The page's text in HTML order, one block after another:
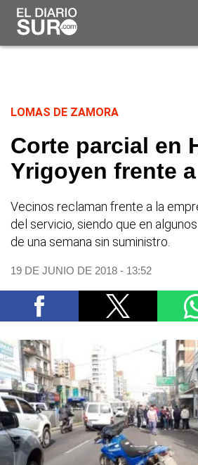
LOMAS DE ZAMORA
Corte parcial en
Yrigoyen frente
Vecinos reclaman frente a la
del servicio, siendo que en
de una semana sin suministro.
19 DE JUNIO DE 2018 - 13:52